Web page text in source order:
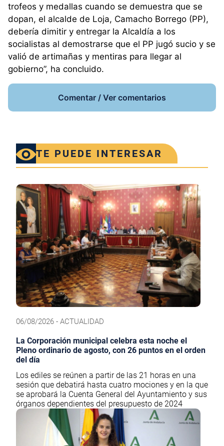
trofeos y medallas cuando se demuestra que se
dopan, el alcalde de Loja, Camacho Borrego (PP),
debería dimitir y entregar la Alcaldía a los
socialistas al demostrarse que el PP jugó sucio y se
valió de artimañas y mentiras para llegar al
gobierno”, ha concluido.
Comentar / Ver comentarios
TE PUEDE INTERESAR
06/08/2026 - ACTUALIDAD
La Corporación municipal celebra esta noche el
Pleno ordinario de agosto, con 26 puntos en el orden
del día
Los ediles se reúnen a partir de las 21 horas en una
sesión que debatirá hasta cuatro mociones y en la que
se aprobará la Cuenta General del Ayuntamiento y sus
órganos dependientes del presupuesto de 2024